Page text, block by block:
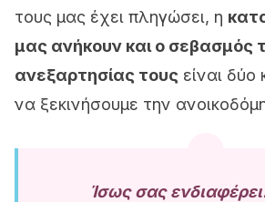
τους μας έχει πληγώσει, η
μας ανήκουν και ο σεβασμός
ανεξαρτησίας τους είναι
να ξεκινήσουμε την
Ίσως σας